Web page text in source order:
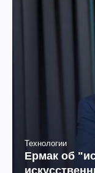
Технологии
Ермак об